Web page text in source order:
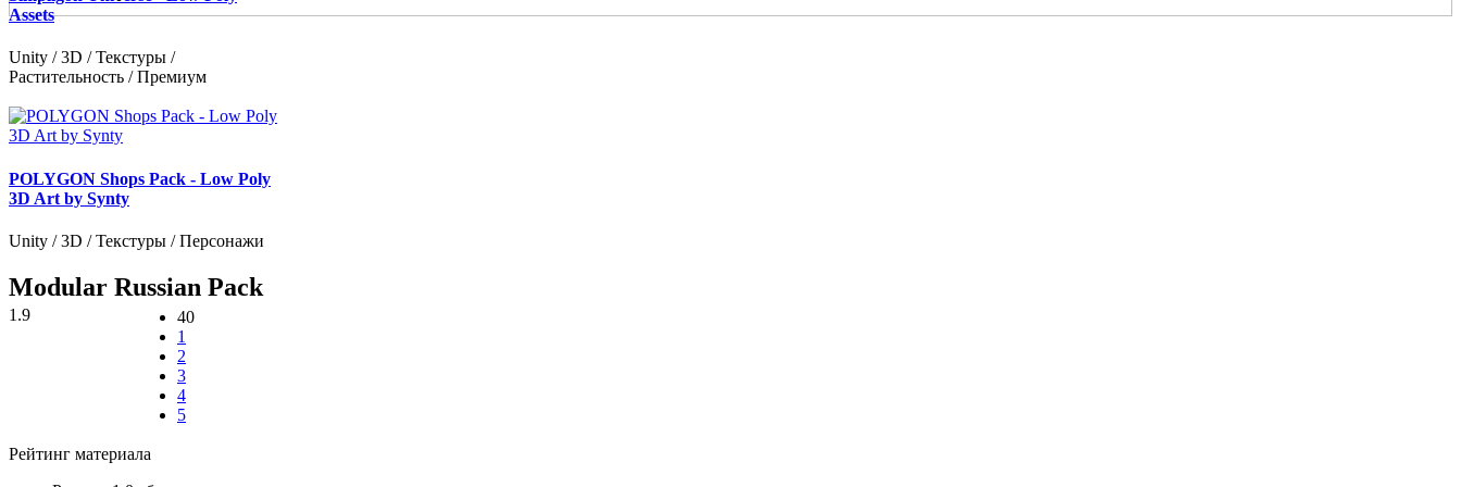
Assets
Unity / 3D / Текстуры /
Растительность / Премиум
POLYGON Shops Pack - Low Poly
3D Art by Synty
Unity / 3D / Текстуры / Персонажи
Modular Russian Pack
1.9
40
1
2
3
4
5
Рейтинг материала